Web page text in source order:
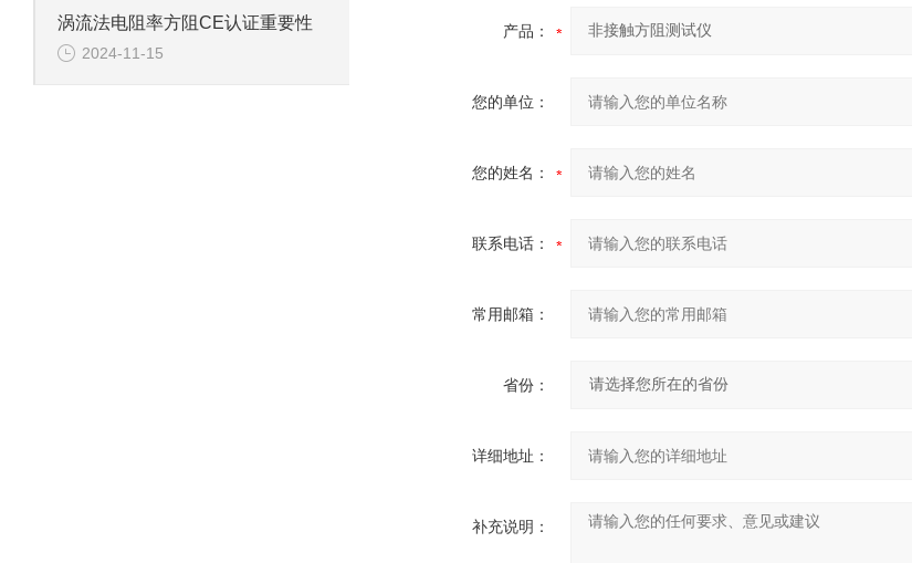
涡流法电阻率方阻CE认证重要性
2024-11-15
产品：
您的单位：
您的姓名：
联系电话：
常用邮箱：
省份：
详细地址：
补充说明：